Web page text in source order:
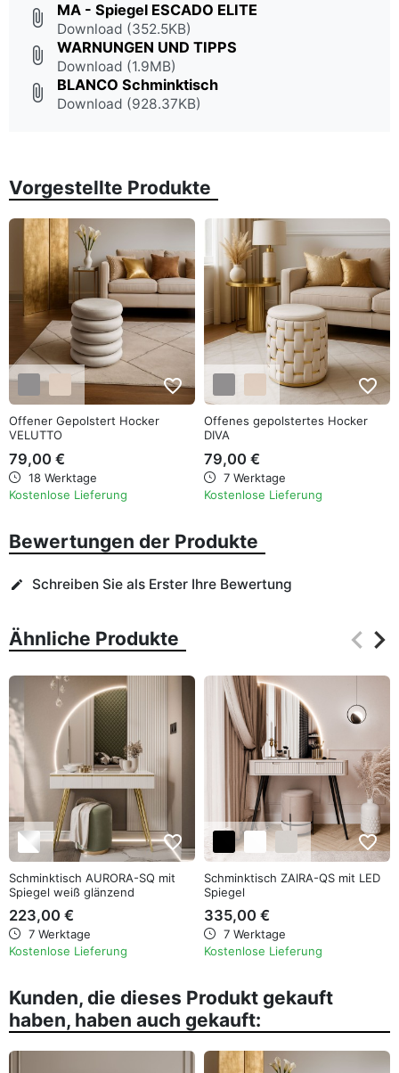
attach_file MA - Spiegel ESCADO ELITE
Download (352.5KB)
attach_file WARNUNGEN UND TIPPS
Download (1.9MB)
attach_file BLANCO Schminktisch
Download (928.37KB)
Vorgestellte Produkte
favorite_border
Offener Gepolstert Hocker
VELUTTO
79,00 €
18 Werktage
Kostenlose Lieferung
favorite_border
Offenes gepolstertes Hocker
DIVA
79,00 €
7 Werktage
Kostenlose Lieferung
Bewertungen der Produkte
edit Schreiben Sie als Erster Ihre Bewertung
Ähnliche Produkte keyboard_arrow_left
keyboard_arrow_right
favorite_border
Schminktisch AURORA-SQ mit
Spiegel weiß glänzend
223,00 €
7 Werktage
Kostenlose Lieferung
favorite_border
Schminktisch ZAIRA-QS mit LED
Spiegel
335,00 €
7 Werktage
Kostenlose Lieferung
Kunden, die dieses Produkt gekauft
haben, haben auch gekauft: